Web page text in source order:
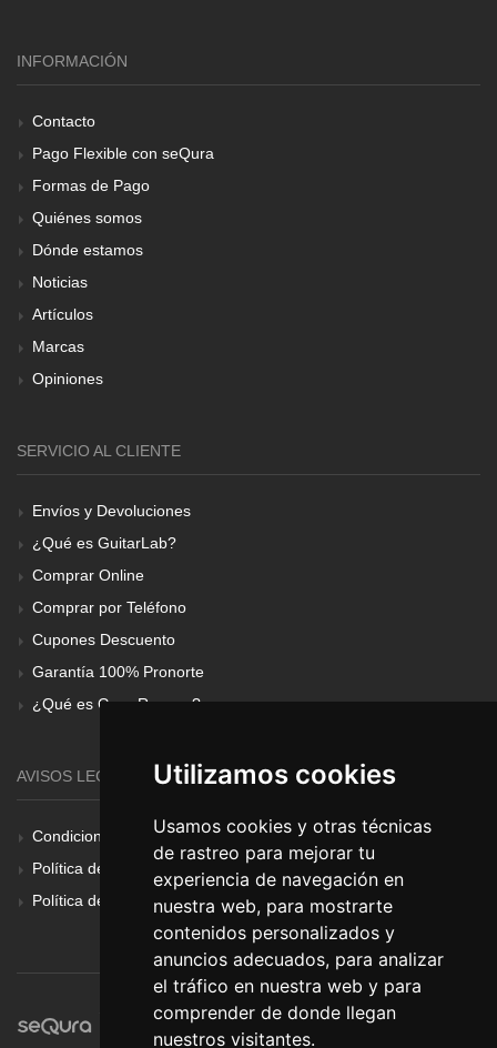
Utilizamos cookies
Usamos cookies y otras técnicas
de rastreo para mejorar tu
experiencia de navegación en
nuestra web, para mostrarte
contenidos personalizados y
anuncios adecuados, para analizar
el tráfico en nuestra web y para
comprender de donde llegan
nuestros visitantes.
INFORMACIÓN
Contacto
Pago Flexible con seQura
Formas de Pago
Quiénes somos
Dónde estamos
Noticias
Artículos
Marcas
Opiniones
SERVICIO AL CLIENTE
Envíos y Devoluciones
¿Qué es GuitarLab?
Comprar Online
Comprar por Teléfono
Cupones Descuento
Garantía 100% Pronorte
¿Qué es Gear Renove?
AVISOS LEGALES
Condiciones Generales
Política de Cookies
Política de Privacidad